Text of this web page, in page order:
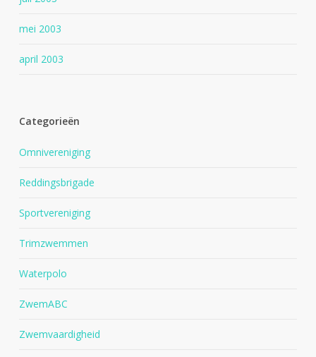
mei 2003
april 2003
Categorieën
Omnivereniging
Reddingsbrigade
Sportvereniging
Trimzwemmen
Waterpolo
ZwemABC
Zwemvaardigheid